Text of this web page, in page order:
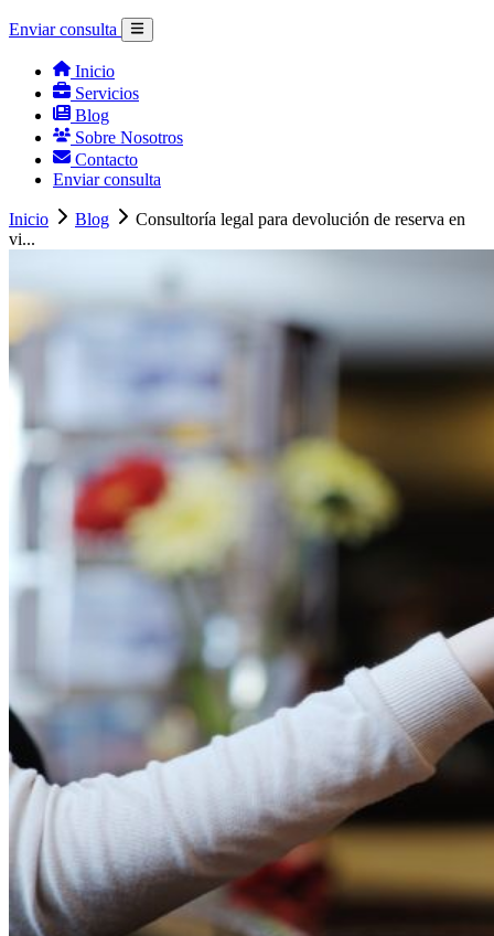
Enviar consulta
Inicio
Servicios
Blog
Sobre Nosotros
Contacto
Enviar consulta
Inicio Blog
Consultoría legal para devolución de reserva en
vi...